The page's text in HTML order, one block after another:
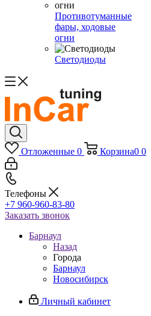
Противотуманные
фары, ходовые
огни
Светодиоды
Отложенные 0 Корзина0 0
Телефоны
+7 960-960-83-80
Заказать звонок
Барнаул
Назад
Города
Барнаул
Новосибирск
Личный кабинет